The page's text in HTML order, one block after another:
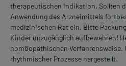
therapeutischen Indikation. Sollten
Anwendung des Arzneimittels
medizinischen Rat ein. Bitte
Kinder unzugänglich aufbewahren!
homöopathischen Verfahrensweise.
rhythmischer Prozesse hergestellt.